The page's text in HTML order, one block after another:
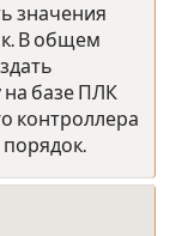
значения
В общем
базе ПЛК
контроллера